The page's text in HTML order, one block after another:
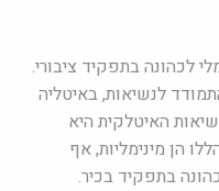
לכהונה בתפקיד ציבורי.
18 רשאי להתמודד לנשיאות, באיטליה
50, אם כי הנשיאות האיטלקית היא
הן מינימליות, אף
בתפקיד בכיר.